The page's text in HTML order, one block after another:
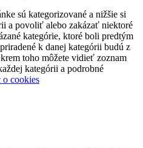
sú kategorizované a nižšie si
a povoliť alebo zakázať niektoré
kategórie, ktoré boli predtým
k danej kategórii budú z
toho môžete vidieť zoznam
kategórii a podrobné
o cookies